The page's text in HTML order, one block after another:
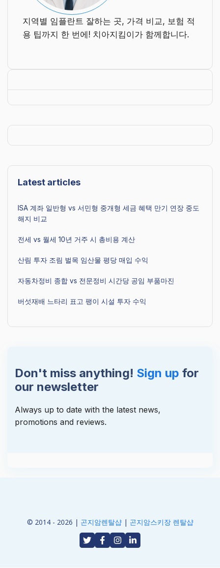
지역별 임플란트 잘하는 곳, 가격 비교, 보험 적
용 팁까지 한 번에! 치아지킴이가 함께합니다.
Latest articles
ISA 계좌 일반형 vs 서민형 중개형 세금 혜택 만기 연장 중도
해지 비교
전세 vs 월세 10년 거주 시 총비용 계산
산림 투자 조림 벌목 임산물 평당 매입 수익
자동차정비 종합 vs 전문정비 시간당 공임 부품마진
버섯재배 느타리 표고 팽이 시설 투자 수익
Don't miss anything! Sign up for
our newsletter
Always up to date with the latest news,
promotions and reviews.
© 2014 - 2026 | 곤지암렌탈샵| 곤지암스키장 렌탈샵